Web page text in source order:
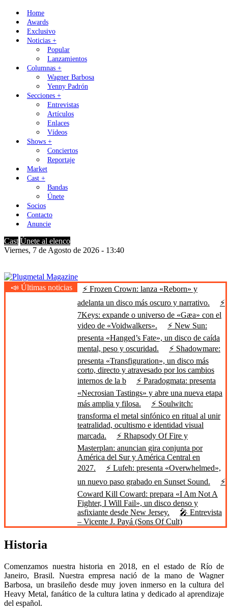
Skip
content
Home
Awards
Exclusivo
Noticias +
Popular
Lanzamientos
Columnas +
Wagner Barbosa
Yenny Padrón
Secciones +
Entrevistas
Artículos
Enlaces
Vídeos
Shows +
Conciertos
Reportaje
Market
Cast +
Bandas
Únete
Socios
Contacto
Anuncie
Cast Únete al elenco
Viernes, 7 de Agosto de 2026 - 13:40
Plugmetal Magazine
Heavy Metal is Life
📣 Últimas noticias
⚡ Frozen Crown: lanza «Reborn» y
adelanta un disco más oscuro y narrativo.
⚡
7Keys: expande o universo de «Gæa» con el
video de «Voidwalkers».
⚡ New Sun:
presenta «Hanged’s Fate», un disco de caída
mental, peso y oscuridad.
⚡ Shadowmare:
presenta «Transfiguration», un disco más
corto, directo y atravesado por los cambios
internos de la b
⚡ Paradogmata: presenta
«Necrosian Tastings» y abre una nueva etapa
más amplia y filosa.
⚡ Soulwitch:
transforma el metal sinfónico en ritual al unir
teatralidad, ocultismo e identidad visual
marcada.
⚡ Rhapsody Of Fire y
Masterplan: anuncian gira conjunta por
América del Sur y América Central en
2027.
⚡ Lufeh: presenta «Overwhelmed»,
un nuevo paso grabado en Sunset Sound.
⚡
Coward Kill Coward: prepara «I Am Not A
Fighter, I Will Fail», un disco denso y
asfixiante desde New Jersey.
🎤 Entrevista
– Vicente J. Payá (Sons Of Cult)
Historia
Comenzamos nuestra historia en 2018, en el estado de Río de
Janeiro, Brasil. Nuestra empresa nació de la mano de Wagner
Barbosa, un brasileño desde muy joven inmerso en la cultura del
Heavy Metal, fanático de la cultura latina y dedicado al aprendizaje
del español.